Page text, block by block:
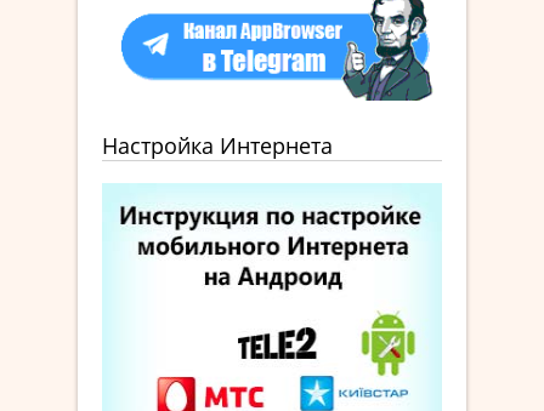
Настройка Интернета